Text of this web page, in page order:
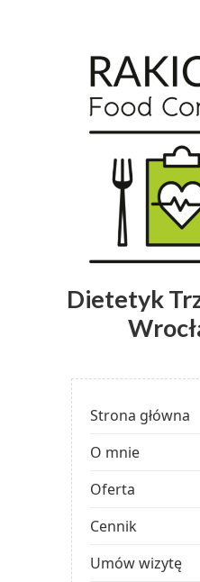
Dietetyk
Strona główna
O mnie
Oferta
Cennik
Umów wizytę